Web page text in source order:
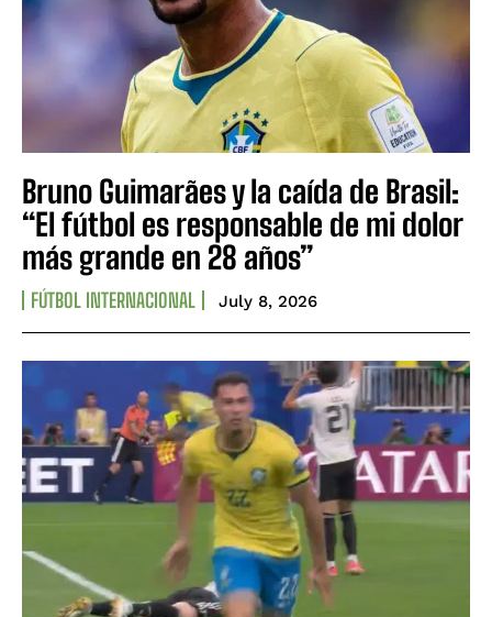
Bruno Guimarães y la caída de Brasil:
“El fútbol es responsable de mi dolor
más grande en 28 años”
FÚTBOL INTERNACIONAL July 8, 2026